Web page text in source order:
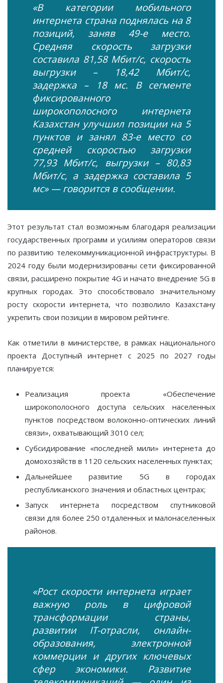
«В категории мобильного
интернета страна поднялась на 8
позиций, заняв 49-е место.
Средняя скорость загрузки
составила 81,58 Мбит/с, скорость
выгрузки – 18,42 Мбит/с,
задержка – 18 мс. В сегменте
фиксированного
широкополосного интернета
Казахстан улучшил позиции на 5
пунктов и занял 83-е место со
средней скоростью загрузки
77,93 Мбит/с, выгрузки – 80,83
Мбит/с, а задержка составила 5
мс» — говорится в сообщении.
Этот результат стал возможным благодаря реализации
государственных программ и усилиям операторов связи
по развитию телекоммуникационной инфраструктуры. В
2024 году были модернизированы сети фиксированной
связи, расширено покрытие 4G и начато внедрение 5G в
крупных городах. Это способствовало значительному
росту скорости интернета, что позволило Казахстану
укрепить свои позиции в мировом рейтинге.
Как отметили в министерстве, в рамках национального
проекта Доступный интернет с 2025 по 2027 годы
планируется:
Реализация проекта «Обеспечение
широкополосного доступа сельских населенных
пунктов посредством волоконно-оптических линий
связи», охватывающий 3010 сел;
Субсидирование «последней мили» интернета до
домохозяйств в 1120 сельских населенных пунктах;
Дальнейшее развитие 5G в городах
республиканского значения и областных центрах;
Запуск интернета посредством спутниковой
связи для более 250 отдаленных и малонаселенных
районов.
«Рост скорости интернета играет
важную роль в цифровой
трансформации страны,
развитии IT-отрасли, онлайн-
образования, электронной
коммерции и других ключевых
сфер экономики. Развитие